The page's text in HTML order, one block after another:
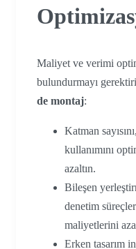
Maliyet ve verimi
bulundurmayı
de montaj:
Katman
kullanımını
azaltın.
Bileşen
denetim
maliyetlerini
Erken tasarım